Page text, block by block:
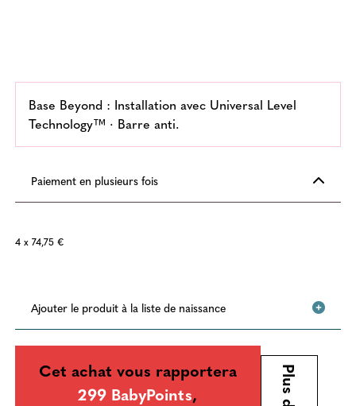
Base Beyond : Installation avec Universal Level
Technology™ · Barre anti.
Paiement en plusieurs fois
4 x 74,75 €
Ajouter le produit à la liste de naissance
Cet achat vous rapportera
299 BabyPoints,